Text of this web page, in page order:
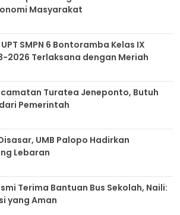
Masyarakat
SMPN 6 Bontoramba Kelas IX
2026 Terlaksana dengan Meriah
Turatea Jeneponto, Butuh
Pemerintah
UMB Palopo Hadirkan
Lebaran
Terima Bantuan Bus Sekolah, Naili:
yang Aman